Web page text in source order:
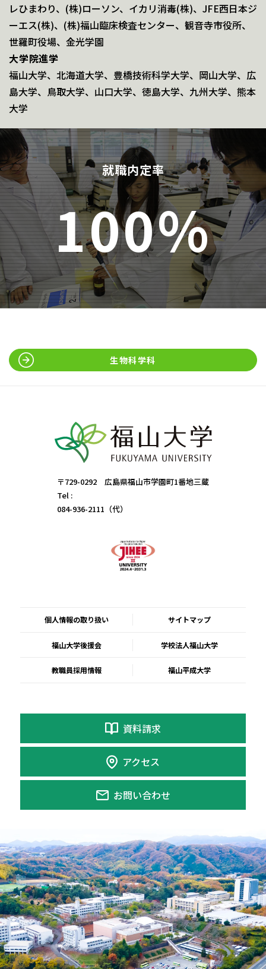
レひまわり、(株)ローソン、イカリ消毒(株)、JFE西日本ジ
ーエス(株)、(株)福山臨床検査センター、観音寺市役所、
世羅町役場、金光学園
大学院進学
福山大学、北海道大学、豊橋技術科学大学、岡山大学、広
島大学、鳥取大学、山口大学、徳島大学、九州大学、熊本
大学
就職内定率
100%
生物科学科
〒729-0292 広島県福山市学園町1番地三蔵
Tel :
084-936-2111（代）
個人情報の取り扱い サイトマップ
福山大学後援会 学校法人福山大学
教職員採用情報 福山平成大学
資料請求
アクセス
お問い合わせ